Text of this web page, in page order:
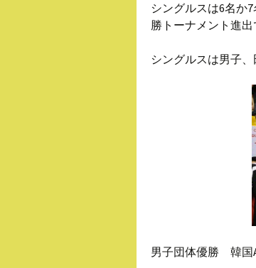
シングルスは6名か
勝トーナメント進出
シングルスは男子
男子団体優勝 韓国